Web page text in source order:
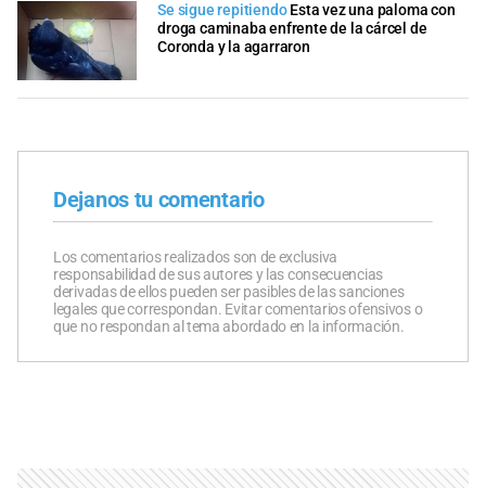
Se sigue repitiendo Esta vez una paloma con
droga caminaba enfrente de la cárcel de
Coronda y la agarraron
Dejanos tu comentario
Los comentarios realizados son de exclusiva
responsabilidad de sus autores y las consecuencias
derivadas de ellos pueden ser pasibles de las sanciones
legales que correspondan. Evitar comentarios ofensivos o
que no respondan al tema abordado en la información.